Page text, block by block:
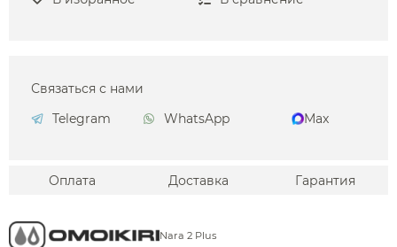
Связаться с нами
Telegram
WhatsApp Max
Оплата Доставка Гарантия
Nara 2 Plus